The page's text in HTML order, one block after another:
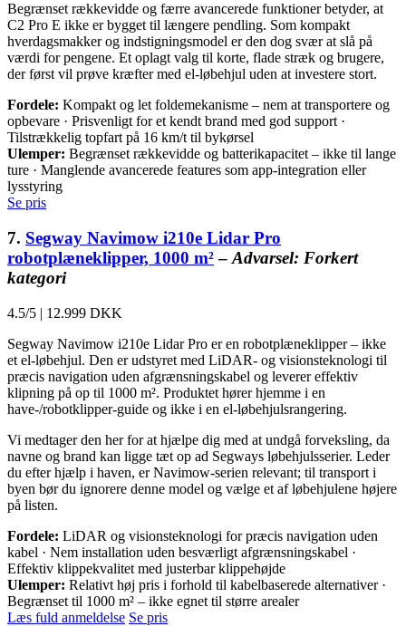
Begrænset rækkevidde og færre avancerede funktioner betyder, at
C2 Pro E ikke er bygget til længere pendling. Som kompakt
hverdagsmakker og indstigningsmodel er den dog svær at slå på
værdi for pengene. Et oplagt valg til korte, flade stræk og brugere,
der først vil prøve kræfter med el-løbehjul uden at investere stort.
Fordele: Kompakt og let foldemekanisme – nem at transportere og
opbevare · Prisvenligt for et kendt brand med god support ·
Tilstrækkelig topfart på 16 km/t til bykørsel
Ulemper: Begrænset rækkevidde og batterikapacitet – ikke til lange
ture · Manglende avancerede features som app-integration eller
lysstyring
Se pris
7. Segway Navimow i210e Lidar Pro
robotplæneklipper, 1000 m²– Advarsel: Forkert
kategori
4.5/5 | 12.999 DKK
Segway Navimow i210e Lidar Pro er en robotplæneklipper – ikke
et el-løbehjul. Den er udstyret med LiDAR- og visionsteknologi til
præcis navigation uden afgrænsningskabel og leverer effektiv
klipning på op til 1000 m². Produktet hører hjemme i en
have-/robotklipper-guide og ikke i en el-løbehjulsrangering.
Vi medtager den her for at hjælpe dig med at undgå forveksling, da
navne og brand kan ligge tæt op ad Segways løbehjulsserier. Leder
du efter hjælp i haven, er Navimow-serien relevant; til transport i
byen bør du ignorere denne model og vælge et af løbehjulene højere
på listen.
Fordele: LiDAR og visionsteknologi for præcis navigation uden
kabel · Nem installation uden besværligt afgrænsningskabel ·
Effektiv klippekvalitet med justerbar klippehøjde
Ulemper: Relativt høj pris i forhold til kabelbaserede alternativer ·
Begrænset til 1000 m² – ikke egnet til større arealer
Læs fuld anmeldelse Se pris